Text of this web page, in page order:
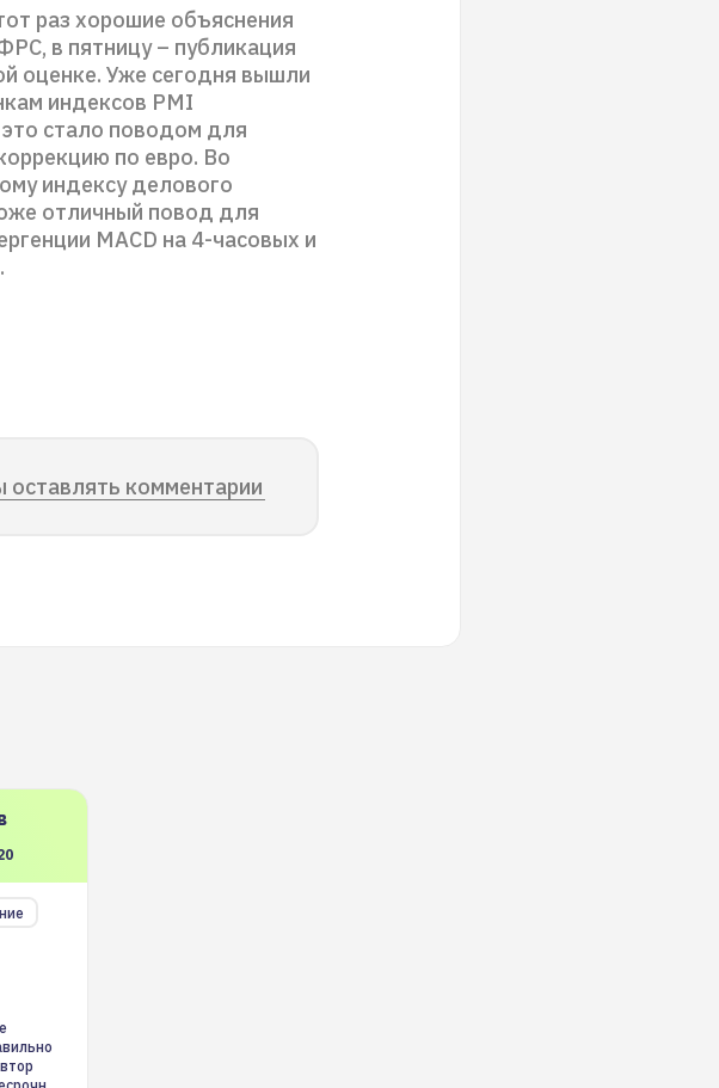
раз хорошие объяснения
в пятницу – публикация
оценке. Уже сегодня вышли
индексов PMI
стало поводом для
по евро. Во
индексу делового
отличный повод для
MACD на 4-часовых и
оставлять комментарии